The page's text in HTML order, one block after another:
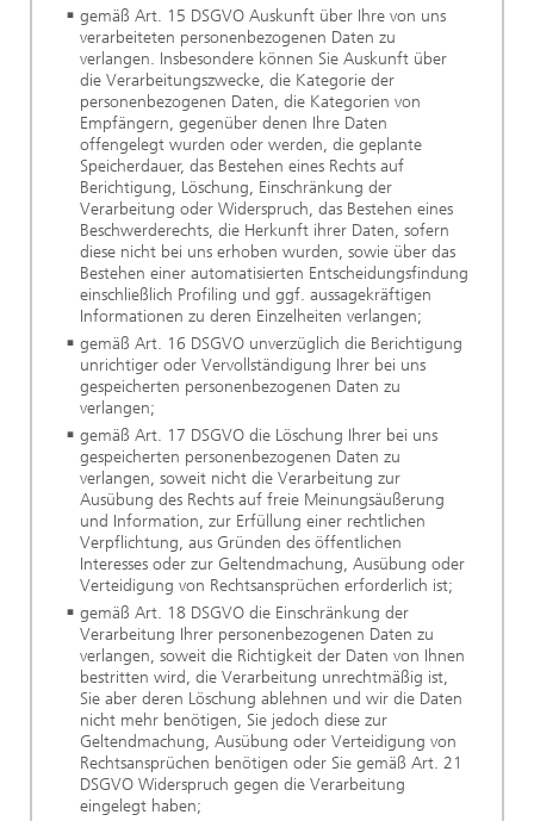
gemäß Art. 15 DSGVO Auskunft über Ihre von uns
verarbeiteten personenbezogenen Daten zu
verlangen. Insbesondere können Sie Auskunft über
die Verarbeitungszwecke, die Kategorie der
personenbezogenen Daten, die Kategorien von
Empfängern, gegenüber denen Ihre Daten
offengelegt wurden oder werden, die geplante
Speicherdauer, das Bestehen eines Rechts auf
Berichtigung, Löschung, Einschränkung der
Verarbeitung oder Widerspruch, das Bestehen eines
Beschwerderechts, die Herkunft ihrer Daten, sofern
diese nicht bei uns erhoben wurden, sowie über das
Bestehen einer automatisierten Entscheidungsfindung
einschließlich Profiling und ggf. aussagekräftigen
Informationen zu deren Einzelheiten verlangen;
gemäß Art. 16 DSGVO unverzüglich die Berichtigung
unrichtiger oder Vervollständigung Ihrer bei uns
gespeicherten personenbezogenen Daten zu
verlangen;
gemäß Art. 17 DSGVO die Löschung Ihrer bei uns
gespeicherten personenbezogenen Daten zu
verlangen, soweit nicht die Verarbeitung zur
Ausübung des Rechts auf freie Meinungsäußerung
und Information, zur Erfüllung einer rechtlichen
Verpflichtung, aus Gründen des öffentlichen
Interesses oder zur Geltendmachung, Ausübung oder
Verteidigung von Rechtsansprüchen erforderlich ist;
gemäß Art. 18 DSGVO die Einschränkung der
Verarbeitung Ihrer personenbezogenen Daten zu
verlangen, soweit die Richtigkeit der Daten von Ihnen
bestritten wird, die Verarbeitung unrechtmäßig ist,
Sie aber deren Löschung ablehnen und wir die Daten
nicht mehr benötigen, Sie jedoch diese zur
Geltendmachung, Ausübung oder Verteidigung von
Rechtsansprüchen benötigen oder Sie gemäß Art. 21
DSGVO Widerspruch gegen die Verarbeitung
eingelegt haben;